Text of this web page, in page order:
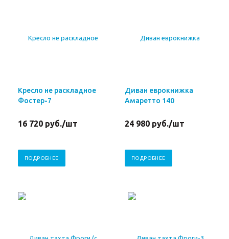
Кресло не раскладное
Фостер-7
16 720 руб./шт
ПОДРОБНЕЕ
Диван еврокнижка
Амаретто 140
24 980 руб./шт
ПОДРОБНЕЕ